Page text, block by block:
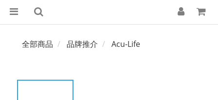
全部商品 品牌推介 Acu-Life